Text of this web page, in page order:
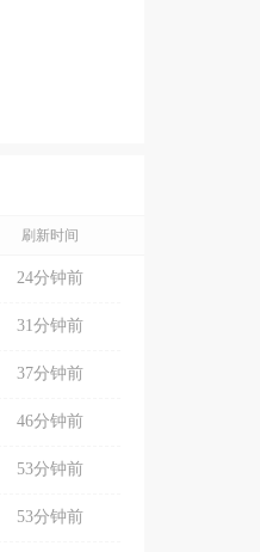
刷新时间
24分钟前
31分钟前
37分钟前
46分钟前
53分钟前
53分钟前